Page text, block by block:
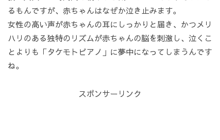
るもんですが、赤ちゃんはなぜか泣き止みます。
女性の高い声が赤ちゃんの耳にしっかりと届き、かつメリ
ハリのある独特のリズムが赤ちゃんの脳を刺激し、泣くこ
とよりも「タケモトピアノ」に夢中になってしまうんです
ね。
スポンサーリンク